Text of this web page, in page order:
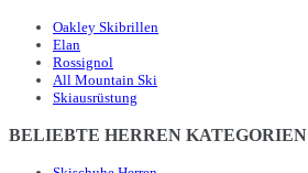
Oakley Skibrillen
Elan
Rossignol
All Mountain Ski
Skiausrüstung
BELIEBTE HERREN KATEGORIEN